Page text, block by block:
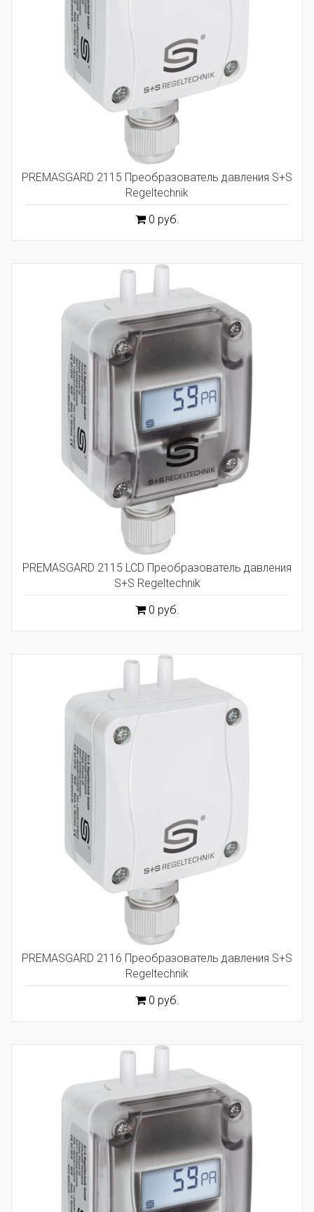
PREMASGARD 2115 Преобразователь давления S+S
Regeltechnik
0 руб.
PREMASGARD 2115 LCD Преобразователь давления
S+S Regeltechnik
0 руб.
PREMASGARD 2116 Преобразователь давления S+S
Regeltechnik
0 руб.